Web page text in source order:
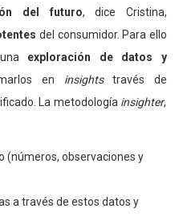
del futuro, dice Cristina,
del consumidor. Para ello
exploración de datos y
en insightstravés de
La metodología insighter,
(números, observaciones y
a través de estos datos y